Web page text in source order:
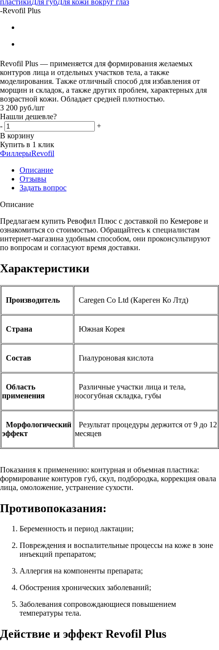
-Revofil Plus
Revofil Plus — применяется для формирования желаемых
контуров лица и отдельных участков тела, а также
моделирования. Также отличный способ для избавления от
морщин и складок, а также других проблем, характерных для
возрастной кожи. Обладает средней плотностью.
3 200 руб./шт
Нашли дешевле?
-
+
В корзину
Купить в 1 клик
ФиллерыRevofil
Описание
Отзывы
Задать вопрос
Описание
Предлагаем купить Ревофил Плюс с доставкой по Кемерове и
ознакомиться со стоимостью. Обращайтесь к специалистам
интернет-магазина удобным способом, они проконсультируют
по вопросам и согласуют время доставки.
Характеристики
Производитель Caregen Co Ltd (Кареген Ко Лтд)
Страна Южная Корея
Состав Гиалуроновая кислота
Область
применения
Различные участки лица и тела,
носогубная складка, губы
Морфологический
эффект
Результат процедуры держится от 9 до 12
месяцев
Показания к применению: контурная и объемная пластика:
формирование контуров губ, скул, подбородка, коррекция овала
лица, омоложение, устранение сухости.
Противопоказания:
Беременность и период лактации;
Повреждения и воспалительные процессы на коже в зоне
инъекций препаратом;
Аллергия на компоненты препарата;
Обострения хронических заболеваний;
Заболевания сопровождающиеся повышением
температуры тела.
Действие и эффект Revofil Plus